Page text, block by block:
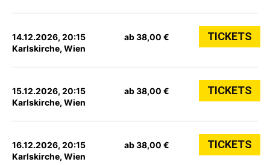
14.12.2026, 20:15
Karlskirche, Wien
ab 38,00 € TICKETS
15.12.2026, 20:15
Karlskirche, Wien
ab 38,00 € TICKETS
16.12.2026, 20:15
Karlskirche, Wien
ab 38,00 € TICKETS